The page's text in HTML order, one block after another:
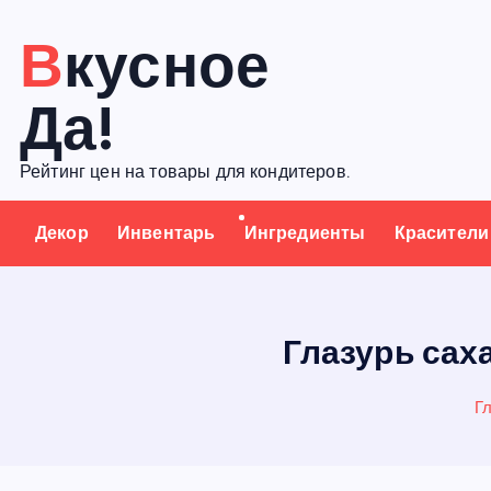
с
Вкусное
Да!
Рейтинг цен на товары для кондитеров.
Декор Инвентарь Ингредиенты Красители
Глазурь